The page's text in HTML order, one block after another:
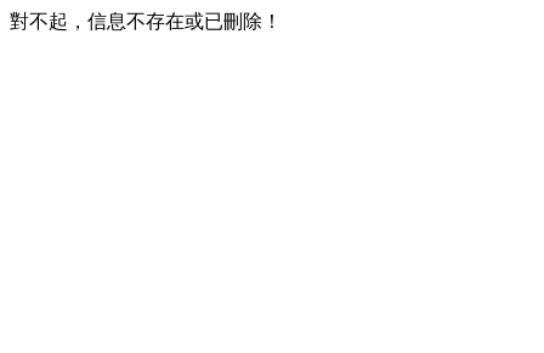
對不起，信息不存在或已刪除！